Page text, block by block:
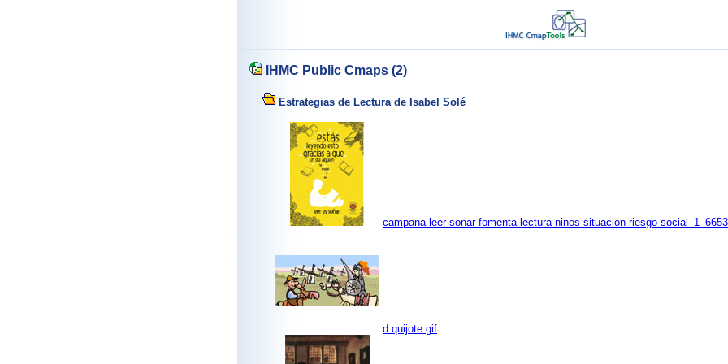
IHMC Public Cmaps (2)
Estrategias de Lectura de Isabel Solé
campana-leer-sonar-fomenta-lectura-ninos-situacion-riesgo-
d quijote.gif